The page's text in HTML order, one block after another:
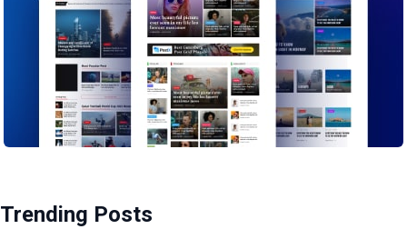
Trending Posts